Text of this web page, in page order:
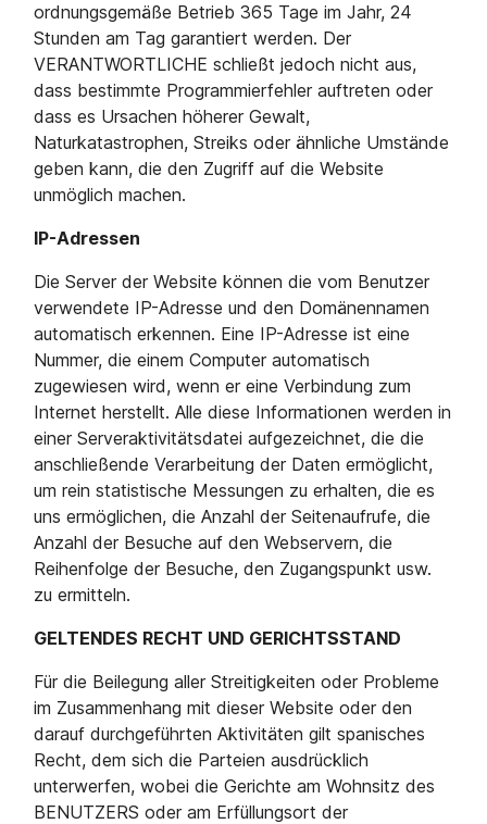
ordnungsgemäße Betrieb 365 Tage im Jahr, 24
Stunden am Tag garantiert werden. Der
VERANTWORTLICHE schließt jedoch nicht aus,
dass bestimmte Programmierfehler auftreten oder
dass es Ursachen höherer Gewalt,
Naturkatastrophen, Streiks oder ähnliche Umstände
geben kann, die den Zugriff auf die Website
unmöglich machen.
IP-Adressen
Die Server der Website können die vom Benutzer
verwendete IP-Adresse und den Domänennamen
automatisch erkennen. Eine IP-Adresse ist eine
Nummer, die einem Computer automatisch
zugewiesen wird, wenn er eine Verbindung zum
Internet herstellt. Alle diese Informationen werden in
einer Serveraktivitätsdatei aufgezeichnet, die die
anschließende Verarbeitung der Daten ermöglicht,
um rein statistische Messungen zu erhalten, die es
uns ermöglichen, die Anzahl der Seitenaufrufe, die
Anzahl der Besuche auf den Webservern, die
Reihenfolge der Besuche, den Zugangspunkt usw.
zu ermitteln.
GELTENDES RECHT UND GERICHTSSTAND
Für die Beilegung aller Streitigkeiten oder Probleme
im Zusammenhang mit dieser Website oder den
darauf durchgeführten Aktivitäten gilt spanisches
Recht, dem sich die Parteien ausdrücklich
unterwerfen, wobei die Gerichte am Wohnsitz des
BENUTZERS oder am Erfüllungsort der